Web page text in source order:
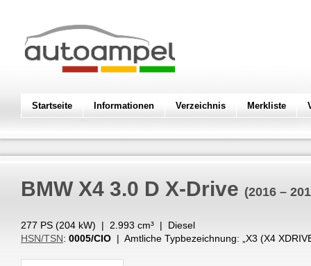
Startseite Informationen Verzeichnis Merkliste
BMW X4 3.0 D X-Drive (2016 –
277 PS (204 kW) | 2.993 cm³ | Diesel
HSN/TSN: 0005/CIO | Amtliche Typbezeichnung: „ X3 (X4